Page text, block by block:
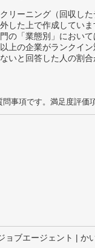
ーニング（回収した
した上で作成していま
の「業態別」におい
上の企業がランクイン
と回答した人の割
事項です。満足度評価
ョブエージェント |